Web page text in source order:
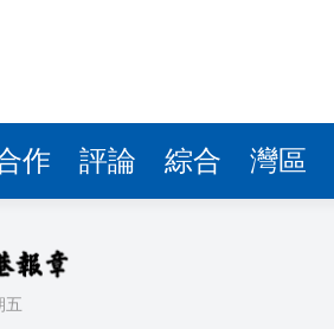
作 評論 綜合 灣區
五